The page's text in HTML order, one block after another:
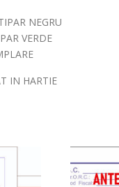
NEGRU
VERDE
IN HARTIE